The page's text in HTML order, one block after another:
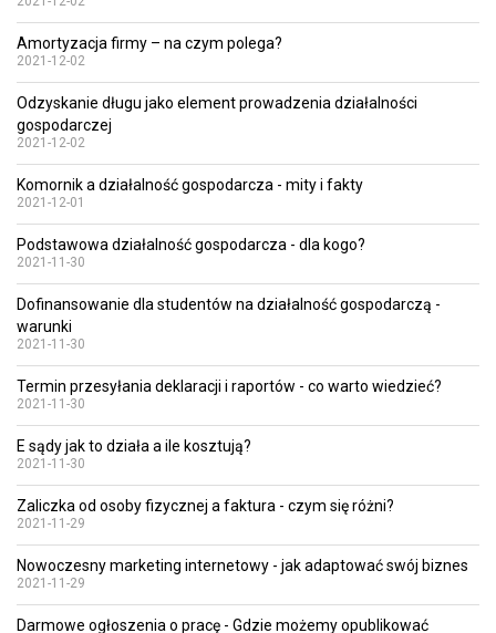
Amortyzacja firmy – na czym polega?
2021-12-02
Odzyskanie długu jako element prowadzenia działalności
gospodarczej
2021-12-02
Komornik a działalność gospodarcza - mity i fakty
2021-12-01
Podstawowa działalność gospodarcza - dla kogo?
2021-11-30
Dofinansowanie dla studentów na działalność gospodarczą -
warunki
2021-11-30
Termin przesyłania deklaracji i raportów - co warto wiedzieć?
2021-11-30
E sądy jak to działa a ile kosztują?
2021-11-30
Zaliczka od osoby fizycznej a faktura - czym się różni?
2021-11-29
Nowoczesny marketing internetowy - jak adaptować swój biznes
2021-11-29
Darmowe ogłoszenia o pracę - Gdzie możemy opublikować